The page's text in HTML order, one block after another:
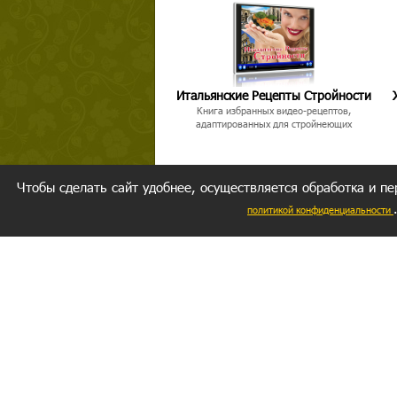
Итальянские Рецепты Стройности
Книга избранных видео-рецептов,
адаптированных для стройнеющих
Чтобы сделать сайт удобнее, осуществляется обработка и
политикой конфиденциальности